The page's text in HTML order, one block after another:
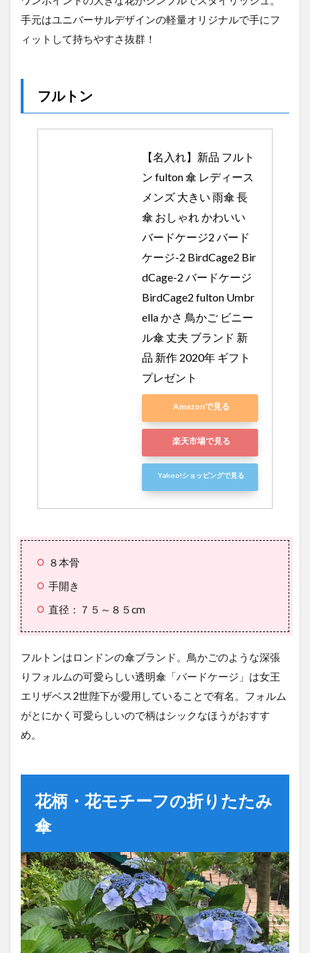
手元はユニバーサルデザインの軽量オリジナルで手にフ
ィットして持ちやすさ抜群！
フルトン
【名入れ】新品 フルト
ン fulton 傘 レディース
メンズ 大きい 雨傘 長
傘 おしゃれ かわいい
バードケージ2 バード
ケージ-2 BirdCage2 Bir
dCage-2 バードケージ
BirdCage2 fulton Umbr
ella かさ 鳥かご ビニー
ル傘 丈夫 ブランド 新
品 新作 2020年 ギフト
プレゼント
Amazonで見る
楽天市場で見る
Yahoo!ショッピングで見る
８本骨
手開き
直径：７５～８５cm
フルトンはロンドンの傘ブランド。鳥かごのような深張
りフォルムの可愛らしい透明傘「バードケージ」は女王
エリザベス2世陛下が愛用していることで有名。フォルム
がとにかく可愛らしいので柄はシックなほうがおすす
め。
花柄・花モチーフの折りたたみ
傘